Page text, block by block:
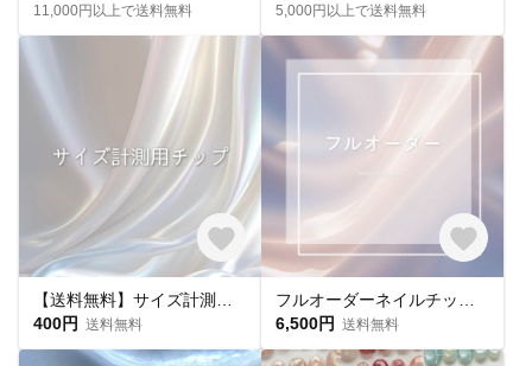
11,000円以上で送料無料 5,000円以上で送料無料
400円 送料無料
6,500円 送料無料